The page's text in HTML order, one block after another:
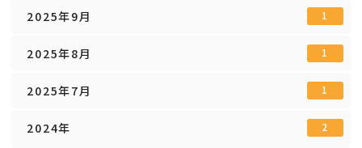
2025年9月 1
2025年8月 1
2025年7月 1
2024年 2